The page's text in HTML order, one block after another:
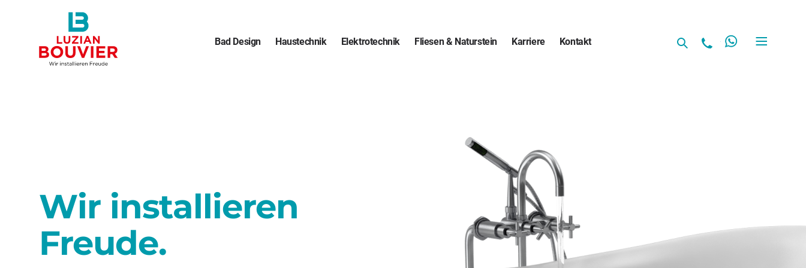
Bad Design Haustechnik Elektrotechnik Fliesen & Naturstein Karriere Kontakt
Wir installieren
Freude.